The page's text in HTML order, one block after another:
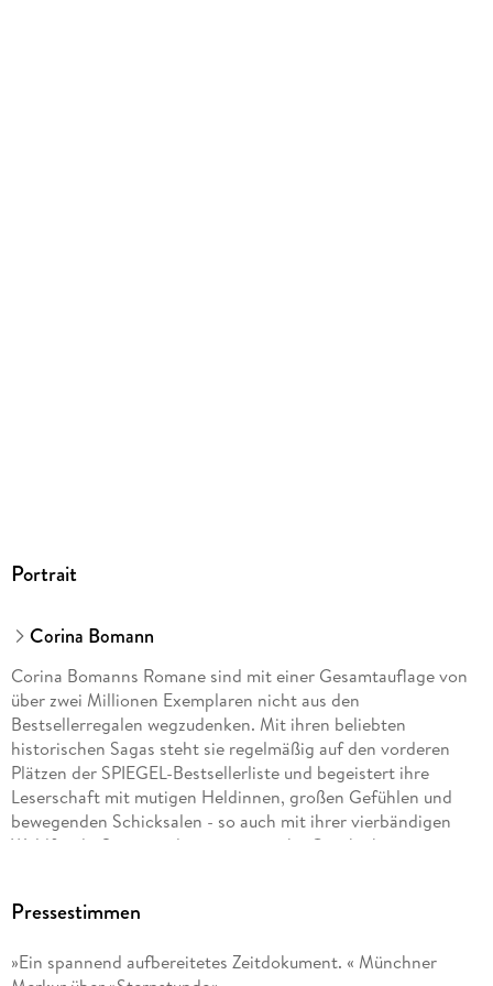
Portrait
Corina Bomann
Corina Bomanns Romane sind mit einer Gesamtauflage von
über zwei Millionen Exemplaren nicht aus den
Bestsellerregalen wegzudenken. Mit ihren beliebten
historischen Sagas steht sie regelmäßig auf den vorderen
Plätzen der SPIEGEL-Bestsellerliste und begeistert ihre
Leserschaft mit mutigen Heldinnen, großen Gefühlen und
bewegenden Schicksalen - so auch mit ihrer vierbändigen
Waldfriede-Saga um die ereignisreiche Geschichte eines
Pressestimmen
»Ein spannend aufbereitetes Zeitdokument. « Münchner